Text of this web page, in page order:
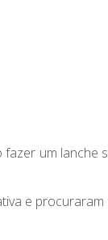
um lanche
e